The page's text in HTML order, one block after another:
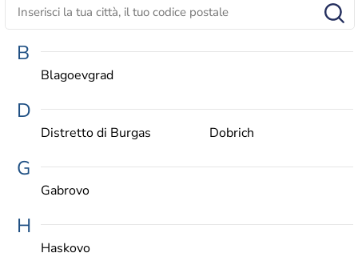
B
Blagoevgrad
D
Distretto di Burgas Dobrich
G
Gabrovo
H
Haskovo